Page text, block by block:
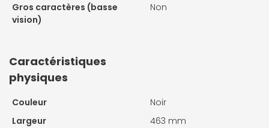
Gros caractères (basse
vision)
Non
Caractéristiques
physiques
Couleur
Noir
Largeur
463 mm